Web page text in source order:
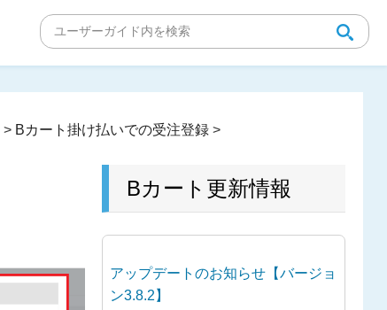
> Bカート掛け払いでの受注登録 >
Bカート更新情報
アップデートのお知らせ【バージョ
ン3.8.2】